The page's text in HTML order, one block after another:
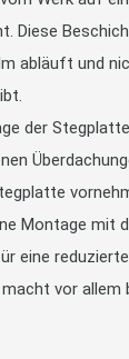
Diese
abläuft und
der
Montage mit
eine
vor allem